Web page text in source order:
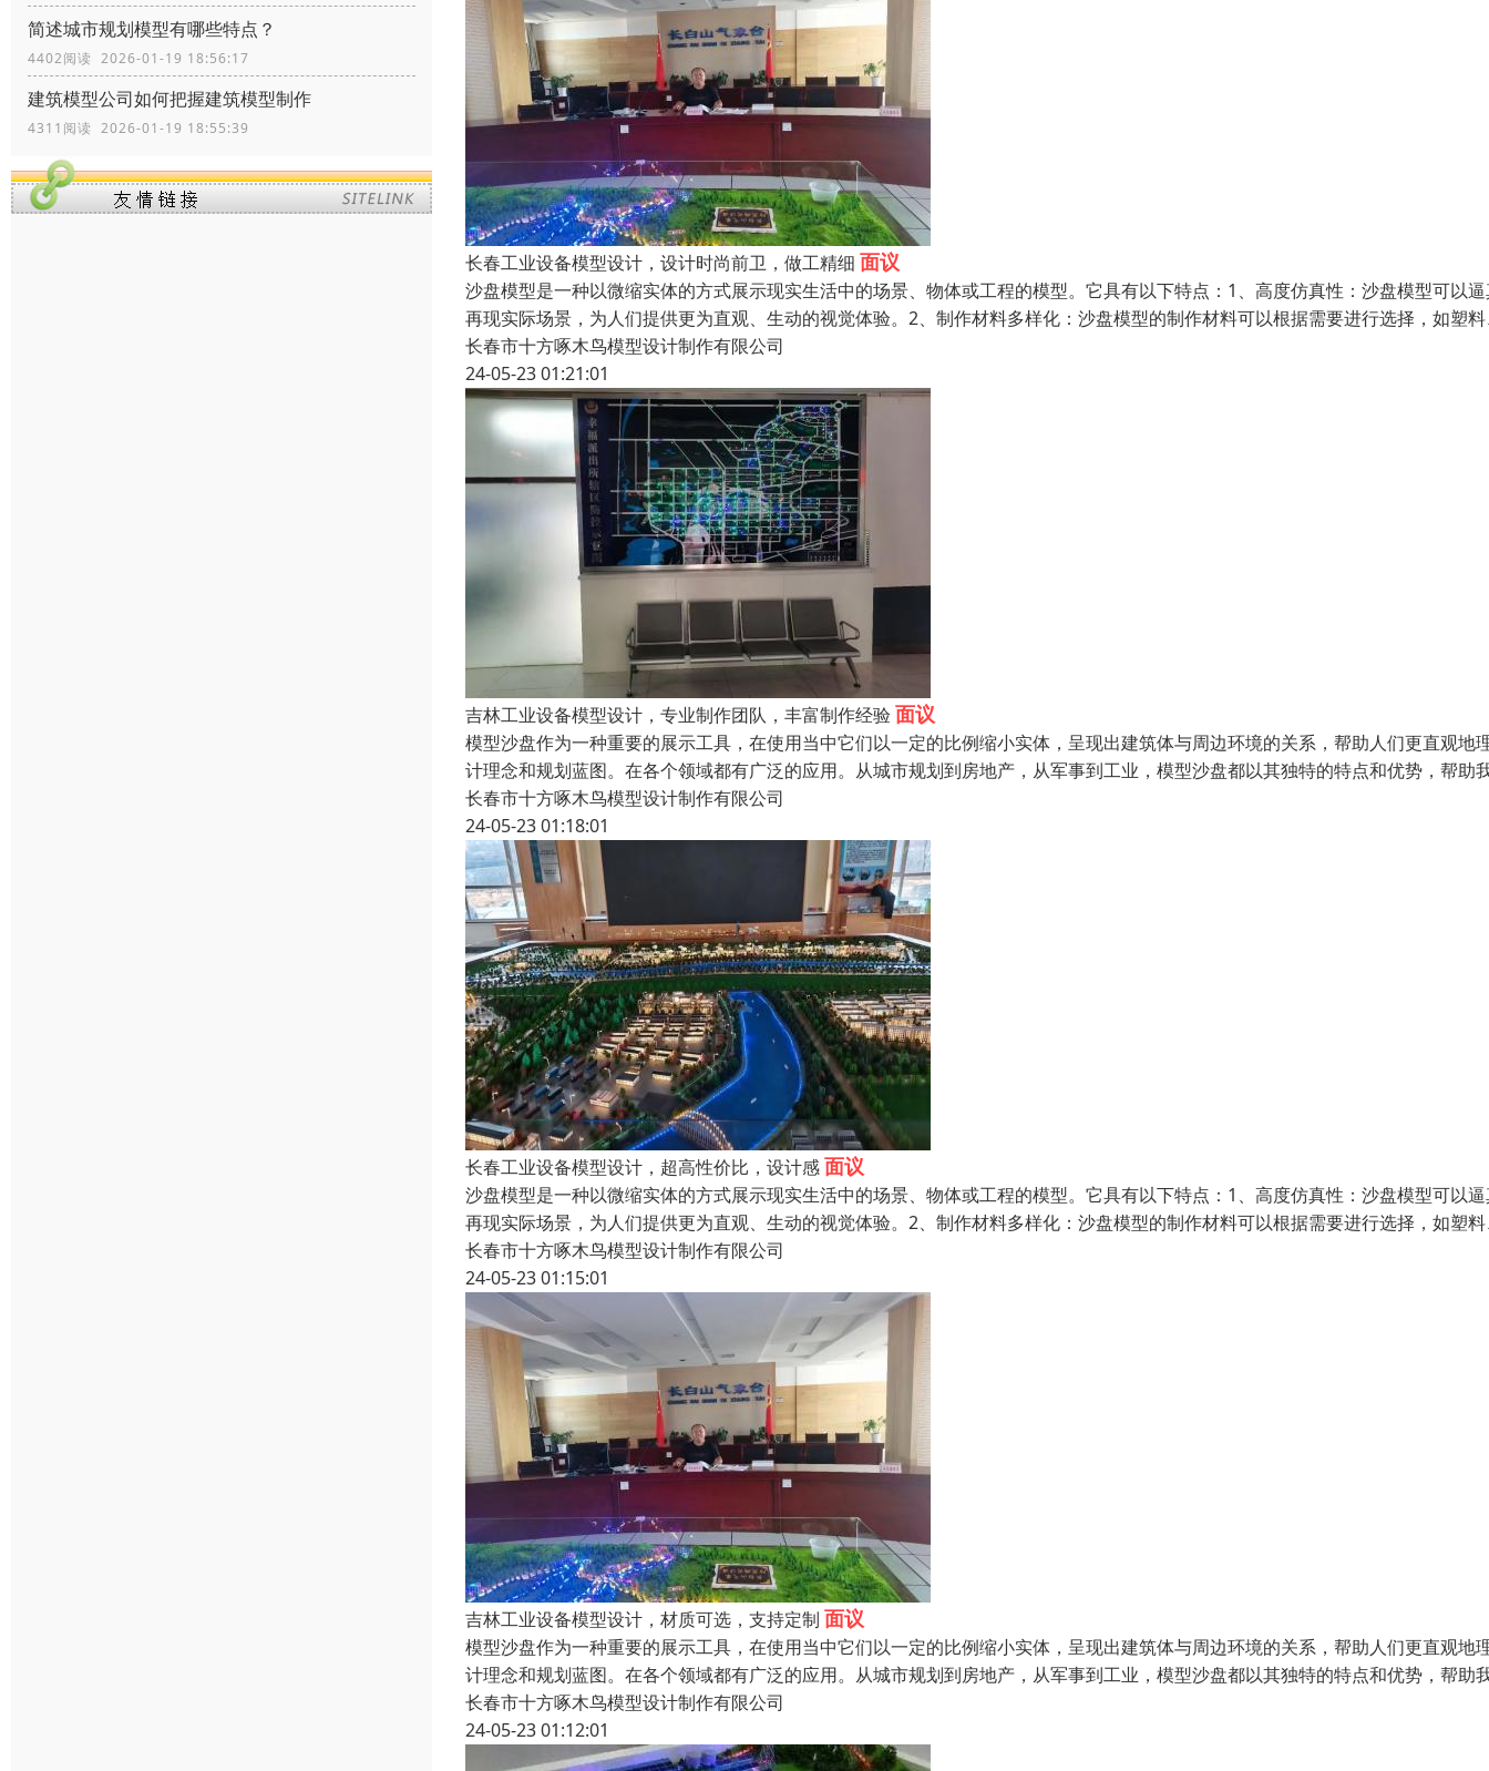
简述城市规划模型有哪些特点？
4402阅读 2026-01-19 18:56:17
建筑模型公司如何把握建筑模型制作
4311阅读 2026-01-19 18:55:39
长春工业设备模型设计，设计时尚前卫，做工精细 面议
沙盘模型是一种以微缩实体的方式展示现实生活中的场景、物体或工程的模型。它具有以下特点：1、高度仿真性：沙盘模型可以
再现实际场景，为人们提供更为直观、生动的视觉体验。2、制作材料多样化：沙盘模型的制作材料可以根据需要进行选择，如塑
长春市十方啄木鸟模型设计制作有限公司
24-05-23 01:21:01
吉林工业设备模型设计，专业制作团队，丰富制作经验 面议
模型沙盘作为一种重要的展示工具，在使用当中它们以一定的比例缩小实体，呈现出建筑体与周边环境的关系，帮助人们更直观地
计理念和规划蓝图。在各个领域都有广泛的应用。从城市规划到房地产，从军事到工业，模型沙盘都以其独特的特点和优势，帮助
长春市十方啄木鸟模型设计制作有限公司
24-05-23 01:18:01
长春工业设备模型设计，超高性价比，设计感面议
沙盘模型是一种以微缩实体的方式展示现实生活中的场景、物体或工程的模型。它具有以下特点：1、高度仿真性：沙盘模型可以
再现实际场景，为人们提供更为直观、生动的视觉体验。2、制作材料多样化：沙盘模型的制作材料可以根据需要进行选择，如塑
长春市十方啄木鸟模型设计制作有限公司
24-05-23 01:15:01
吉林工业设备模型设计，材质可选，支持定制 面议
模型沙盘作为一种重要的展示工具，在使用当中它们以一定的比例缩小实体，呈现出建筑体与周边环境的关系，帮助人们更直观地
计理念和规划蓝图。在各个领域都有广泛的应用。从城市规划到房地产，从军事到工业，模型沙盘都以其独特的特点和优势，帮助
长春市十方啄木鸟模型设计制作有限公司
24-05-23 01:12:01